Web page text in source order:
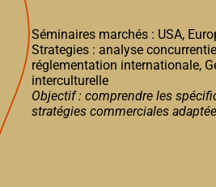
Séminaires marchés : USA,
Strategies : analyse
réglementation internationale,
interculturelle
Objectif : comprendre les
stratégies commerciales